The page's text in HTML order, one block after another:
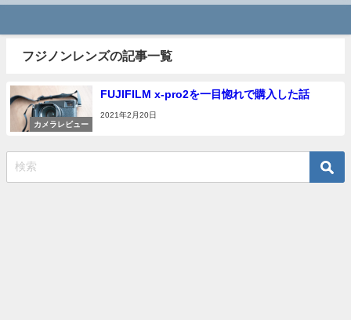
フジノンレンズの記事一覧
カメラレビュー
FUJIFILM x-pro2を一目惚れで購入した話
2021年2月20日